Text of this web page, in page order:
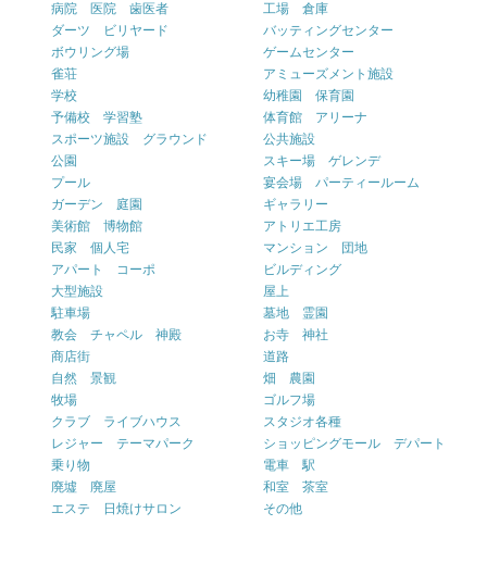
病院 医院 歯医者
工場 倉庫
ダーツ ビリヤード
バッティングセンター
ボウリング場
ゲームセンター
雀荘
アミューズメント施設
学校
幼稚園 保育園
予備校 学習塾
体育館 アリーナ
スポーツ施設 グラウンド
公共施設
公園
スキー場 ゲレンデ
プール
宴会場 パーティールーム
ガーデン 庭園
ギャラリー
美術館 博物館
アトリエ工房
民家 個人宅
マンション 団地
アパート コーポ
ビルディング
大型施設
屋上
駐車場
墓地 霊園
教会 チャペル 神殿
お寺 神社
商店街
道路
自然 景観
畑 農園
牧場
ゴルフ場
クラブ ライブハウス
スタジオ各種
レジャー テーマパーク
ショッピングモール デパート
乗り物
電車 駅
廃墟 廃屋
和室 茶室
エステ 日焼けサロン
その他